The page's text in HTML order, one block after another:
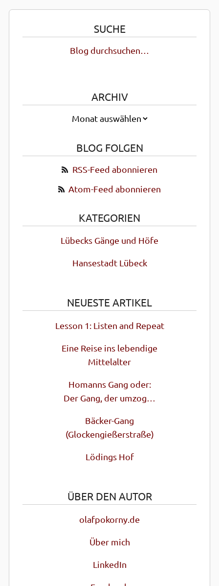
SUCHE
Blog durchsuchen…
ARCHIV
BLOG FOLGEN
RSS-Feed abonnieren
Atom-Feed abonnieren
KATEGORIEN
Lübecks Gänge und Höfe
Hansestadt Lübeck
NEUESTE ARTIKEL
Lesson 1: Listen and Repeat
Eine Reise ins lebendige
Mittel­alter
Homanns Gang oder:
Der Gang, der umzog…
Bäcker-Gang
(Glocken­gießer­straße)
Lödings Hof
ÜBER DEN AUTOR
olafpokorny.de
Über mich
LinkedIn